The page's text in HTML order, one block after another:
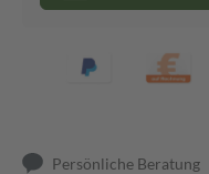
Persönliche Beratung